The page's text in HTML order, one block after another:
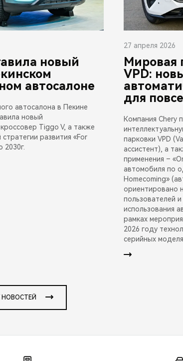
новый
автосалоне
автосалона в Пекине
новый
Tiggo V, а также
развития «For
2030г.
27 апреля 2026
Мировая
VPD:
для
Компания Chery
парковки VPD
ассистент), а
применения –
автомобиля по
Homecoming»
ориентировано
пользователей
использования
рамках
2026 году
серийных
НОВОСТЕЙ